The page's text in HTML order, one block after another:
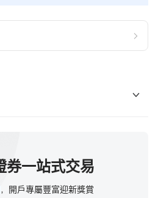
券一站式交易
，開戶專屬豐富迎新獎賞